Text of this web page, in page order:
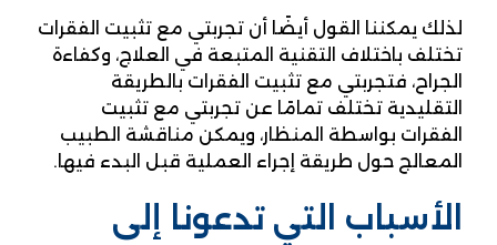
لذلك يمكننا القول أيضًا أن تجربتي مع تثبيت الفقرات
تختلف باختلاف التقنية المتبعة في العلاج، وكفاءة
الجراح، فتجربتي مع تثبيت الفقرات بالطريقة
التقليدية تختلف تمامًا عن تجربتي مع تثبيت
الفقرات بواسطة المنظار، ويمكن مناقشة الطبيب
المعالج حول طريقة إجراء العملية قبل البدء فيها.
الأسباب التي تدعونا إلى